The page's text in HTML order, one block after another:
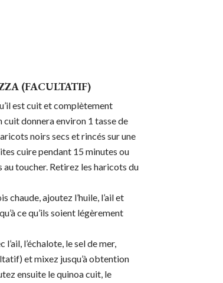
(FACULTATIF)
est cuit et complètement
cuit donnera environ 1 tasse de
noirs secs et rincés sur une
cuire pendant 15 minutes ou
au toucher. Retirez les haricots du
chaude, ajoutez l’huile, l’ail et
ce qu’ils soient légèrement
l’échalote, le sel de mer,
et mixez jusqu’à obtention
ensuite le quinoa cuit, le